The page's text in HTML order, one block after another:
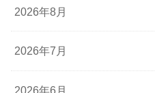
2026年8月
2026年7月